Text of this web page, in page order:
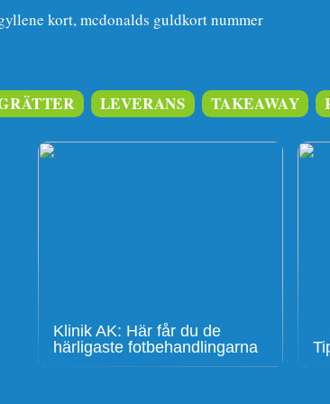
kort, mcdonalds guldkort nummer
LEVERANS TAKEAWAY
Klinik AK: Här får du de
härligaste fotbehandlingarna